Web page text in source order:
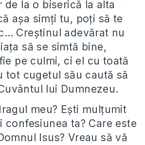
de la o biserică la alta
aşa simţi tu, poţi să te
Creştinul adevărat nu
să se simtă bine,
pe culmi, ci el cu toată
tot cugetul său caută să
lui Dumnezeu.
meu? Eşti mulţumit
confesiunea ta? Care este
Isus? Vreau să vă